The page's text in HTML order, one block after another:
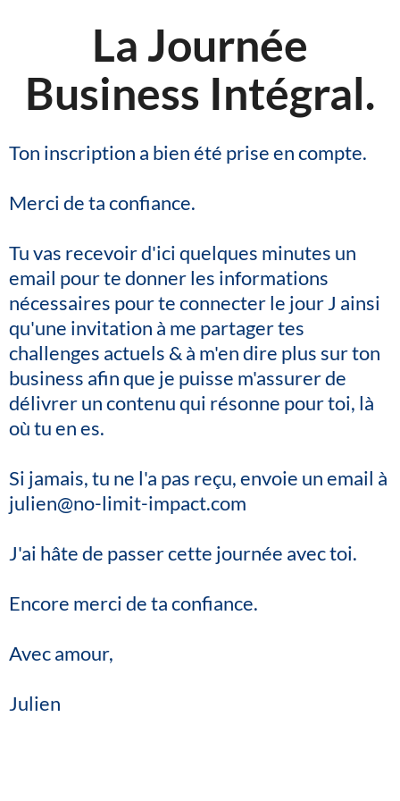
La Journée
Business Intégral.
Ton inscription a bien été prise en compte.
Merci de ta confiance.
Tu vas recevoir d'ici quelques minutes un
email pour te donner les informations
nécessaires pour te connecter le jour J ainsi
qu'une invitation à me partager tes
challenges actuels & à m'en dire plus sur ton
business afin que je puisse m'assurer de
délivrer un contenu qui résonne pour toi, là
où tu en es.
Si jamais, tu ne l'a pas reçu, envoie un email à
julien@no-limit-impact.com
J'ai hâte de passer cette journée avec toi.
Encore merci de ta confiance.
Avec amour,
Julien